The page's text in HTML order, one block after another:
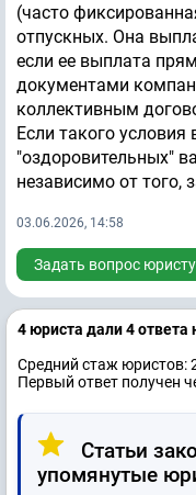
(часто
отпускных. Она
если ее выплата
документами
коллективным
Если такого условия
"оздоровительных"
независимо от того,
03.06.2026, 14:58
Задать вопрос юристу
4 юристa дали 4 ответa
Средний стаж юристов:
Первый ответ получен
Статьи
упомянутые